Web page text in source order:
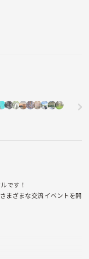
です！
まざまな交流イベントを開